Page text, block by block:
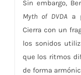
Sin embargo,
Myth of DVDA a
Cierra con un
los sonidos
que los ritmos
de forma